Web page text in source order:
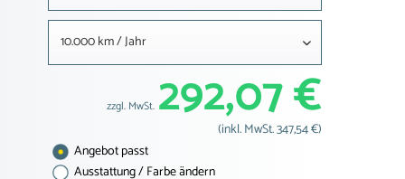
10.000 km / Jahr
zzgl. MwSt. 292,07 €
(inkl. MwSt. 347,54 €)
Angebot passt
Ausstattung / Farbe ändern